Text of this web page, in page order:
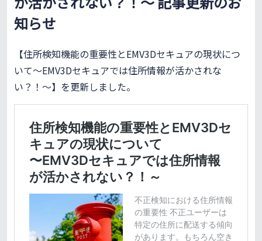
知らせ
【住所検知機能の重要性とEMV3Dセキュアの現状につ
いて〜EMV3Dセキュアでは住所情報が活かされな
い？！～】を更新しました。